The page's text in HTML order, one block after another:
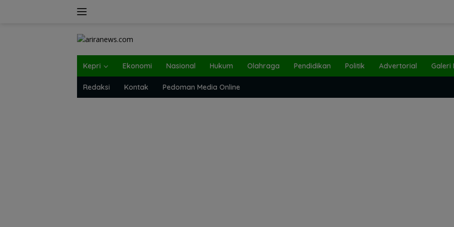
Kepri Ekonomi Nasional Hukum Olahraga Pendidikan Politik Advertorial Galeri
Redaksi Kontak Pedoman Media Online